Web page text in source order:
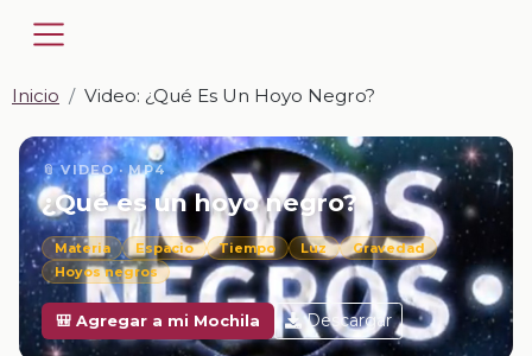
Inicio Video: ¿Qué Es Un Hoyo Negro?
📎 VIDEO · MP4
¿Qué es un hoyo negro?
Materia Espacio Tiempo Luz
Gravedad
Hoyos negros
🎒 Agregar a mi Mochila Descargar